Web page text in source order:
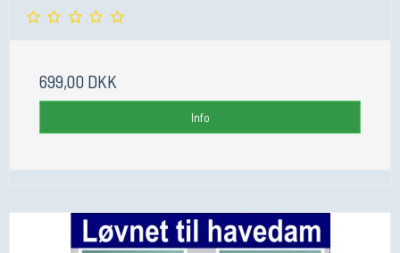
699,00 DKK
Info